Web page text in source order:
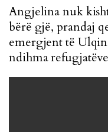
Angjelina nuk
bërë gjë, prandaj
emergjent të
ndihma